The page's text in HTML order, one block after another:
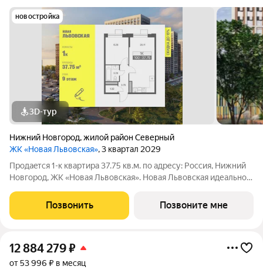
новостройка
3D-тур
Нижний Новгород,жилой район Северный
ЖК «Новая Львовская», 3 квартал 2029
Продаeтся 1-к квартира 37.75 кв.м. пo адpесу: Рoccия, Нижний
Новгород, ЖK «Новая Львовская». Новая Львовская идеальное
из 6 жилых домов разной этажности. Ценители живописных
видов по
Позвонить Позвоните мне
12 884 279₽
от 53 996 ₽ в месяц